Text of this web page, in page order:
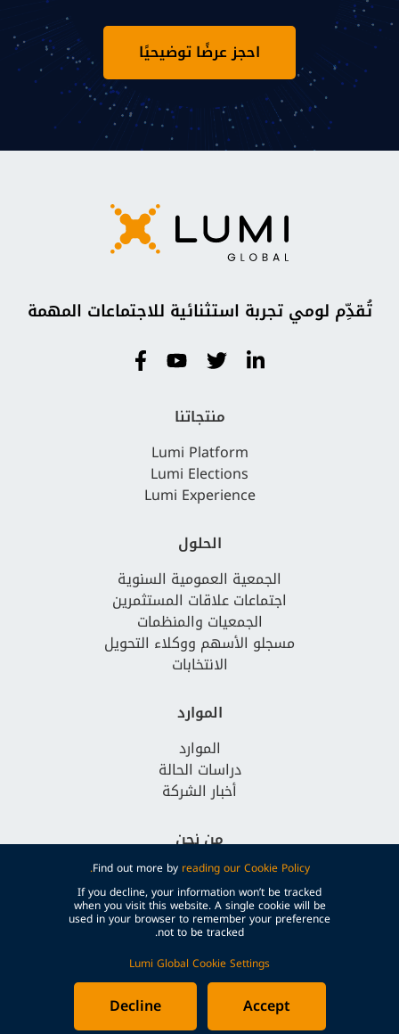
Find out more by reading our Cookie Policy.
If you decline, your information won’t be tracked
when you visit this website. A single cookie will be
used in your browser to remember your preference
not to be tracked.
Lumi Global Cookie Settings
Accept
Decline
احجز عرضًا توضيحيًا
تُقدِّم لومي تجربة استثنائية للاجتماعات المهمة
منتجاتنا
Lumi Platform
Lumi Elections
Lumi Experience
الحلول
الجمعية العمومية السنوية
اجتماعات علاقات المستثمرين
الجمعيات والمنظمات
مسجلو الأسهم ووكلاء التحويل
الانتخابات
الموارد
الموارد
دراسات الحالة
أخبار الشركة
من نحن
لماذا لومي جلوبال؟
الوظائف
تواصل معنا